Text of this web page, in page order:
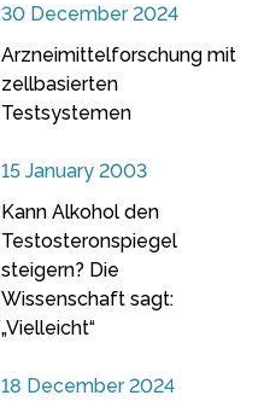
30 December 2024
Arzneimittelforschung mit
zellbasierten
Testsystemen
15 January 2003
Kann Alkohol den
Testosteronspiegel
steigern? Die
Wissenschaft sagt:
„Vielleicht“
18 December 2024